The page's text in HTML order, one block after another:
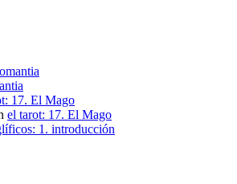
17. El Mago
el tarot: 17. El Mago
1. introducción